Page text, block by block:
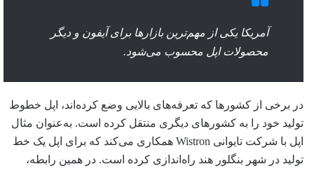
آمریکا یکی از مهم‌ترین بازارها برای آیفون و دیگر
محصولات اپل محسوب می‌شود.
در برخی از کشورها که تعرفه‌های بالایی وضع کرده‌اند، اپل خطوط
تولید خود را به کشورهای دیگری منتقل کرده است. به‌عنوان مثال
اپل با شرکت تایوانی Wistron همکاری می‌کند که برای اپل یک خط
تولید در شهر بنگلور هند راه‌اندازی کرده است. در همین رابطه،